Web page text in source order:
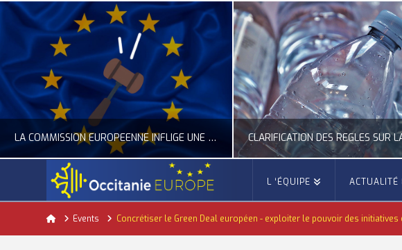
LA COMMISSION EUROPÉENNE INFLIGE UNE AMENDE RECORD À GOOGLE
ACTUALITÉ DE L'UNION EUROPÉENNE, ACTUALITÉ DE LA REPRÉSENTATION D’OCCITANIE EUROPE, NUMÉRIQUE- DIGITAL ACTUALITÉ DE L'UNION EUROPÉENNE, ACTUALITÉ DE LA REPRÉSENTATION D’OCCITANIE EUROPE, ECONOMIE CIRCULAIRE, ÉNERGIE -
L ‘ÉQUIPE ACTUALITÉ
HomeEvents Concrétiser le Green Deal européen - exploiter le pouvoir des